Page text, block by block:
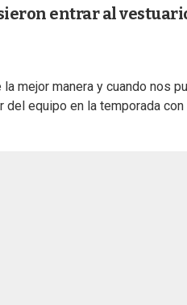
entrar al
mejor manera y cuando nos
equipo en la temporada con